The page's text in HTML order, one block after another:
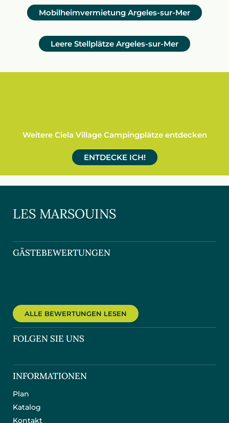
Mobilheimvermietung Argeles-sur-Mer
Leere Stellplätze Argeles-sur-Mer
Weitere Ciela Village Campingplätze entdecken
ENTDECKE ICH!
LES MARSOUINS
GÄSTEBEWERTUNGEN
ALLE BEWERTUNGEN LESEN
FOLGEN SIE UNS
INFORMATIONEN
Plan
Katalog
Kontakt